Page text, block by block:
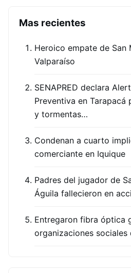
Mas recientes
Heroico empate de San
Valparaíso
SENAPRED declara
Preventiva en Tarapacá
y tormentas…
Condenan a cuarto
comerciante en Iquique
Padres del jugador de
Águila fallecieron en
Entregaron fibra óptica
organizaciones sociales